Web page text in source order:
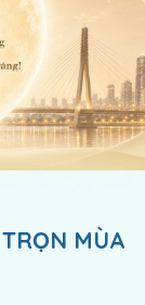
MÙA